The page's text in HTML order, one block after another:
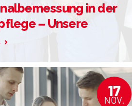
in der
– Unsere
für bessere
17
NOV.